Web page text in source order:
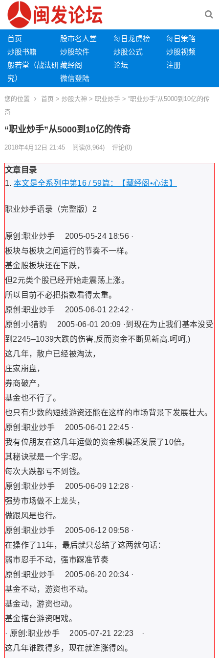
首页 股市名人堂 每日龙虎榜
每日策略
炒股书籍
炒股软件 炒股公式
炒股视频
般若堂（战法研
究）
藏经阁 论坛
注册
微信登陆
您的位置 首页 > 炒股大神 > 职业炒手 > “职业炒手”从5000到10亿的传
奇
“职业炒手”从5000到10亿的传奇
2018年4月12日 21:45 阅读(8,964) 评论(0)
文章目录
本文是全系列中第16 / 59篇：【藏经阁•心法】
职业炒手语录（完整版）2
原创:职业炒手 2005-05-24 18:56 ·
板块与板块之间运行的节奏不一样。
基金股板块还在下跌，
但2元类个股已经开始走震荡上涨。
所以目前不必把指数看得太重。
原创:职业炒手 2005-06-01 22:42 ·
原创:小猎豹 2005-06-01 20:09 ·到现在为止我们基本没受
到2245–1039大跌的伤害,反而资金不断见新高.呵呵,)
这几年，散户已经被淘汰，
庄家崩盘，
券商破产，
基金也不行了。
也只有少数的短线游资还能在这样的市场背景下发展壮大。
原创:职业炒手 2005-06-01 22:45 ·
我有位朋友在这几年运做的资金规模还发展了10倍。
其秘诀就是一个字:忍。
每次大跌都亏不到钱。
原创:职业炒手 2005-06-09 12:28 ·
强势市场做不上龙头，
做跟风是也行。
原创:职业炒手 2005-06-12 09:58 ·
在操作了11年，最后就只总结了这两就句话：
弱市忍手不动，强市踩准节奏
原创:职业炒手 2005-06-20 20:34 ·
基金不动，游资也不动。
基金动，游资也动。
基金搭台游资唱戏。
· 原创:职业炒手 2005-07-21 22:23 ·
这几年谁跌得多，现在就谁涨得凶。